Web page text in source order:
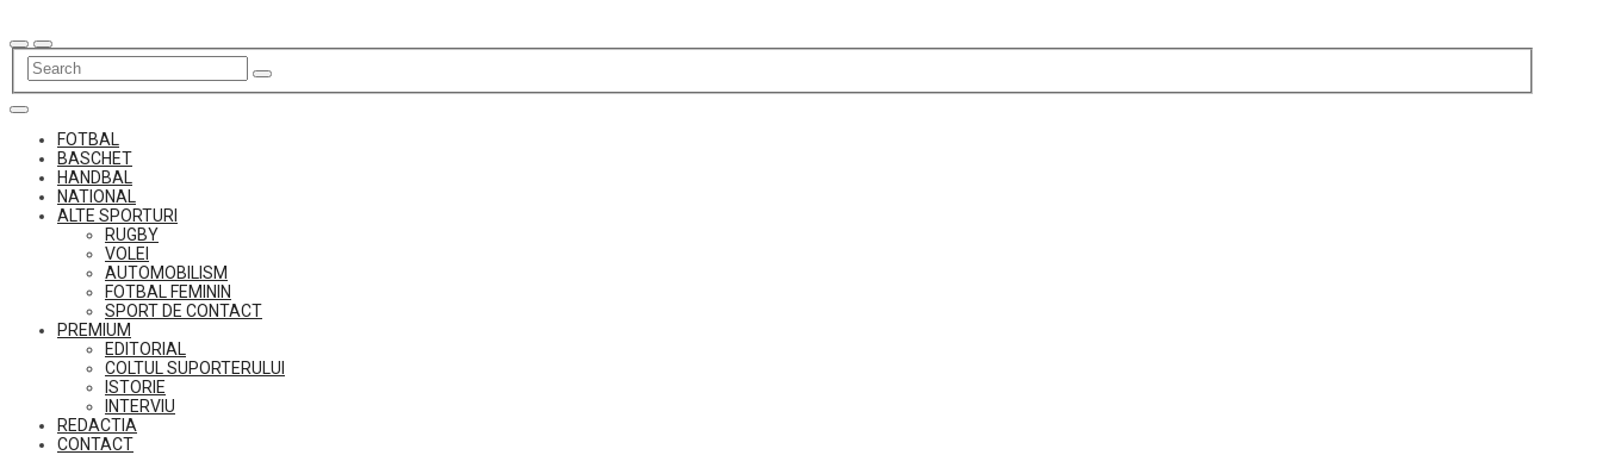
to
content
FOTBAL
BASCHET
HANDBAL
NATIONAL
ALTE SPORTURI
RUGBY
VOLEI
AUTOMOBILISM
FOTBAL FEMININ
SPORT DE CONTACT
PREMIUM
EDITORIAL
COLTUL SUPORTERULUI
ISTORIE
INTERVIU
REDACTIA
CONTACT